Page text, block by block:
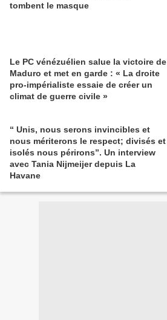
tombent le masque
Le PC vénézuélien salue la victoire de
Maduro et met en garde : « La droite
pro-impérialiste essaie de créer un
climat de guerre civile »
“ Unis, nous serons invincibles et
nous mériterons le respect; divisés et
isolés nous périrons”. Un interview
avec Tania Nijmeijer depuis La
Havane